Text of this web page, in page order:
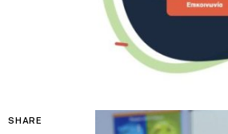
SHARE